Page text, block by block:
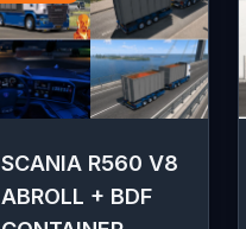
SCANIA R560 V8
ABROLL + BDF